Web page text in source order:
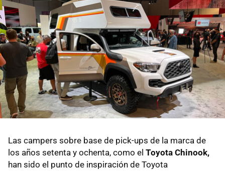
Las campers sobre base de pick-ups de la marca de
los años setenta y ochenta, como el Toyota Chinook,
han sido el punto de inspiración de Toyota